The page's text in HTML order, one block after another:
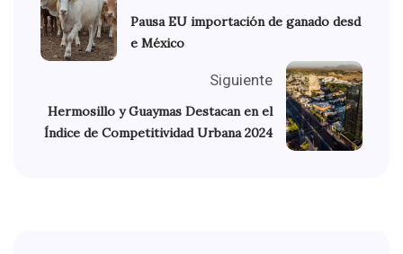
Pausa EU importación de ganado desd
e México
Siguiente
Hermosillo y Guaymas Destacan en el
Índice de Competitividad Urbana 2024